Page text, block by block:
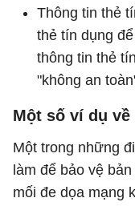
Thông tin thẻ
thẻ tín dụng
thông tin thẻ
"không an
Một số ví dụ về
Một trong những
làm để bảo vệ
mối đe dọa mạng